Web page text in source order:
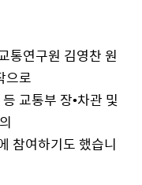
통연구원 김영찬 원
으로
교통부 장•차관 및
참여하기도 했습니